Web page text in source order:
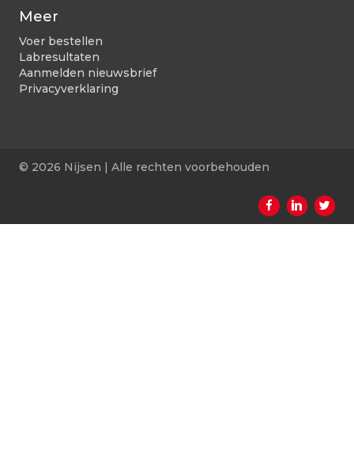
Meer
Voer bestellen
Labresultaten
Aanmelden nieuwsbrief
Privacyverklaring
© 2026 Nijsen | Alle rechten voorbehouden